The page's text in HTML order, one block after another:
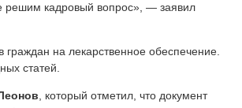
решим кадровый вопрос», — заявил
на лекарственное обеспечение.
статей.
, который отметил, что документ